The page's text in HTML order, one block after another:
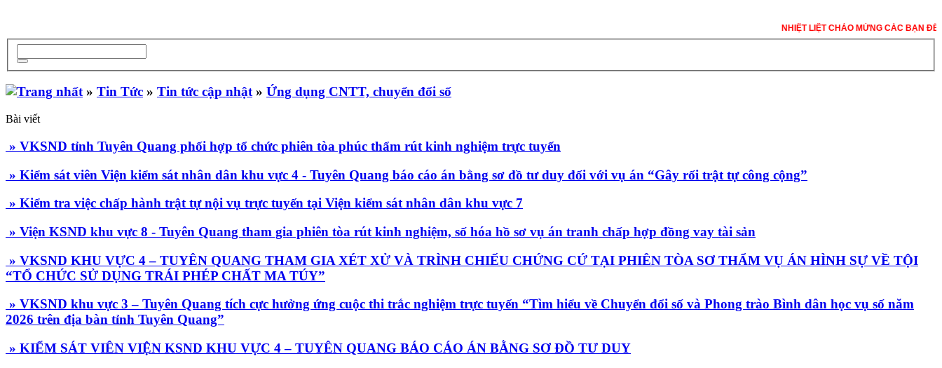
NHIỆT LIỆT CHÀO MỪNG CÁC BẠN ĐẾN
» Tin Tức » Tin tức cập nhật » Ứng dụng CNTT, chuyển đổi số
Bài viết
» VKSND tỉnh Tuyên Quang phối hợp tổ chức phiên tòa phúc thẩm rút kinh nghiệm trực tuyến
» Kiểm sát viên Viện kiểm sát nhân dân khu vực 4 - Tuyên Quang báo cáo án bằng sơ đồ tư duy đối với vụ án “Gây rối trật tự công cộng”
» Kiểm tra việc chấp hành trật tự nội vụ trực tuyến tại Viện kiểm sát nhân dân khu vực 7
» Viện KSND khu vực 8 - Tuyên Quang tham gia phiên tòa rút kinh nghiệm, số hóa hồ sơ vụ án tranh chấp hợp đồng vay tài sản
» VKSND KHU VỰC 4 – TUYÊN QUANG THAM GIA XÉT XỬ VÀ TRÌNH CHIẾU CHỨNG CỨ TẠI PHIÊN TÒA SƠ THẨM VỤ ÁN HÌNH SỰ VỀ TỘI
“TỔ CHỨC SỬ DỤNG TRÁI PHÉP CHẤT MA TÚY”
» VKSND khu vực 3 – Tuyên Quang tích cực hưởng ứng cuộc thi trắc nghiệm trực tuyến “Tìm hiểu về Chuyển đổi số và Phong trào Bình dân học vụ số năm
2026 trên địa bàn tỉnh Tuyên Quang”
» KIỂM SÁT VIÊN VIỆN KSND KHU VỰC 4 – TUYÊN QUANG BÁO CÁO ÁN BẰNG SƠ ĐỒ TƯ DUY